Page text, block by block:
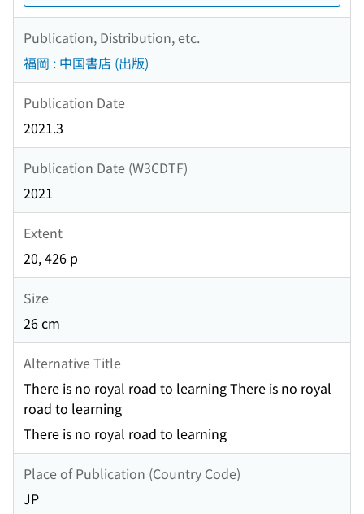
Publication, Distribution, etc.
福岡 : 中国書店 (出版)
Publication Date
2021.3
Publication Date (W3CDTF)
2021
Extent
20, 426 p
Size
26 cm
Alternative Title
There is no royal road to learning There is no royal
road to learning
There is no royal road to learning
Place of Publication (Country Code)
JP